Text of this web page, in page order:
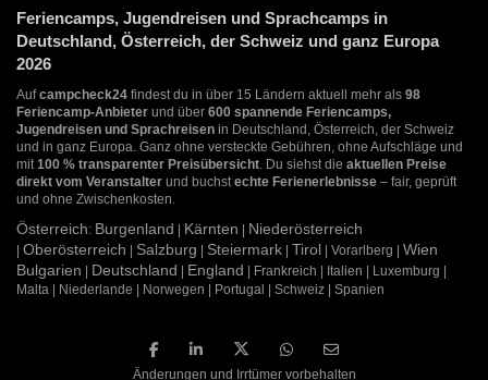
Feriencamps, Jugendreisen und Sprachcamps in
Deutschland, Österreich, der Schweiz und ganz Europa
2026
Aufcampcheck24 findest du in über 15 Ländern aktuell mehr als 98
Feriencamp-Anbieter und über 600 spannende Feriencamps,
Jugendreisen und Sprachreisen in Deutschland, Österreich, der Schweiz
und in ganz Europa. Ganz ohne versteckte Gebühren, ohne Aufschläge und
mit100 % transparenter Preisübersicht. Du siehst die aktuellen Preise
direkt vom Veranstalter und buchstechte Ferienerlebnisse – fair, geprüft
und ohne Zwischenkosten.
Österreich: Burgenland Kärnten Niederösterreich
Oberösterreich Salzburg Steiermark Tirol | Vorarlberg | Wien
Bulgarien
Deutschland England | Frankreich | Italien | Luxemburg |
Malta | Niederlande | Norwegen | Portugal | Schweiz | Spanien
Änderungen und Irrtümer vorbehalten